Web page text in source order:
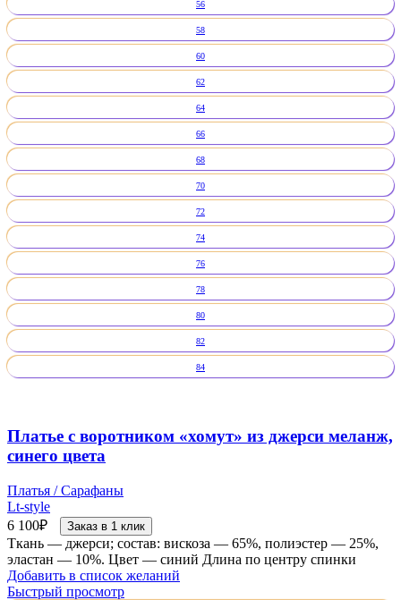
56
58
60
62
64
66
68
70
72
74
76
78
80
82
84
Платье с воротником «хомут» из джерси меланж,
синего цвета
Платья / Сарафаны
Lt-style
6 100₽ Заказ в 1 клик
Ткань — джерси; состав: вискоза — 65%, полиэстер — 25%,
эластан — 10%. Цвет — синий Длина по центру спинки
Добавить в список желаний
Быстрый просмотр